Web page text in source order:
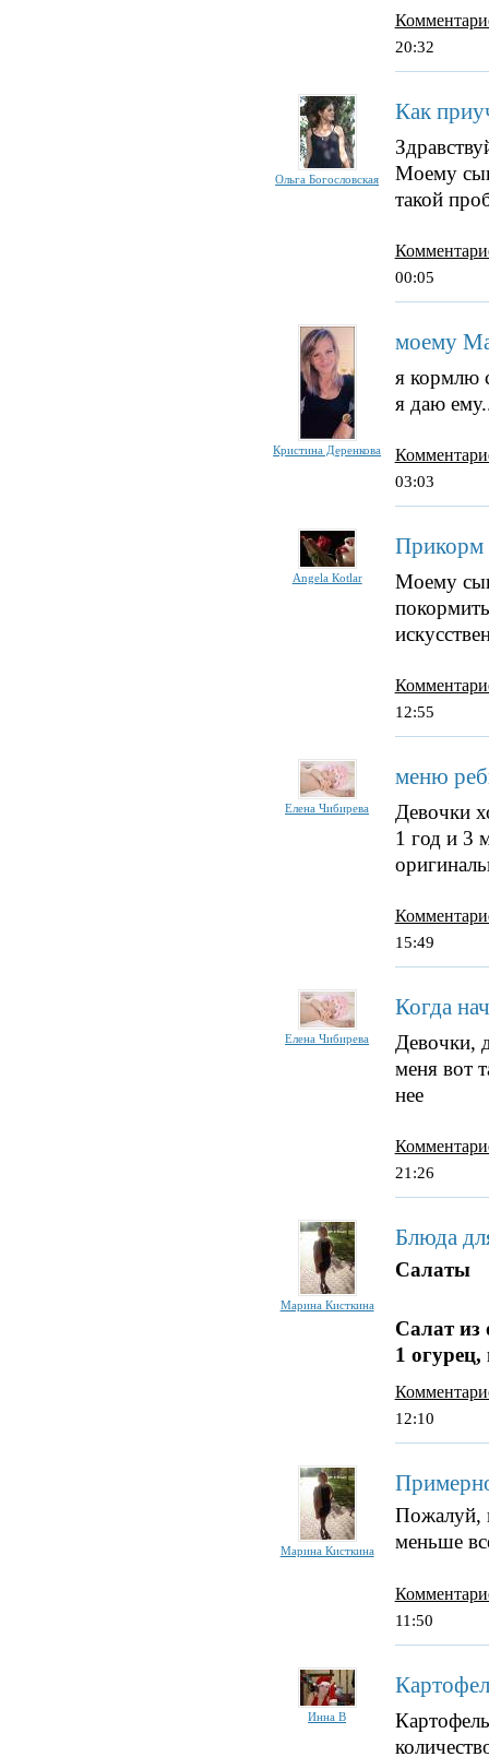
20:32
Ольга Богословская
Как
Моему
такой
00:05
Кристина Деренкова
моему
я кормлю
я даю
03:03
Angela Кotlar
Прикорм
Моему
12:55
Елена Чибирева
меню
Девочки
1 год и 3
15:49
Елена Чибирева
Когда
Девочки,
меня вот
нее
21:26
Марина Кисткина
Блюда
Салаты
Салат из
1
12:10
Марина Кисткина
Пожалуй,
меньше
11:50
Инна В